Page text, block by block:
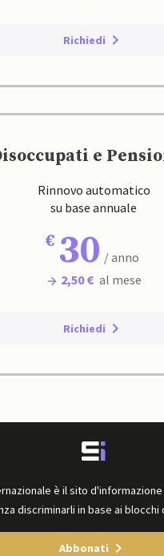
Richiedi
e
Rinnovo automatico
su base annuale
30 / anno
2,50 € al mese
Richiedi
è il sito
discriminarli in base ai blocchi
Abbonati